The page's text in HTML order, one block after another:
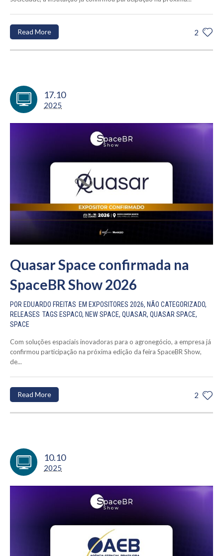
2
Read More
17.10
2025
Quasar Space confirmada na
SpaceBR Show 2026
POR EDUARDO FREITAS EM EXPOSITORES 2026, NÃO CATEGORIZADO,
RELEASES TAGS ESPACO, NEW SPACE, QUASAR, QUASAR SPACE,
SPACE
Com soluções espaciais inovadoras para o agronegócio, a empresa já
confirmou participação na próxima edição da feira SpaceBR Show,
de...
2
Read More
10.10
2025